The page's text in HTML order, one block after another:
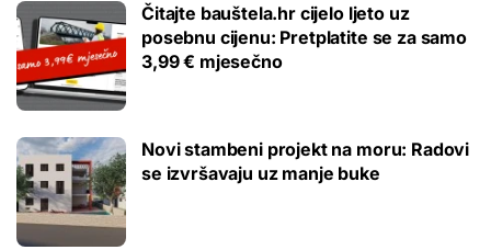
Čitajte bauštela.hr cijelo ljeto uz
posebnu cijenu: Pretplatite se za samo
3,99 € mjesečno
Novi stambeni projekt na moru: Radovi
se izvršavaju uz manje buke